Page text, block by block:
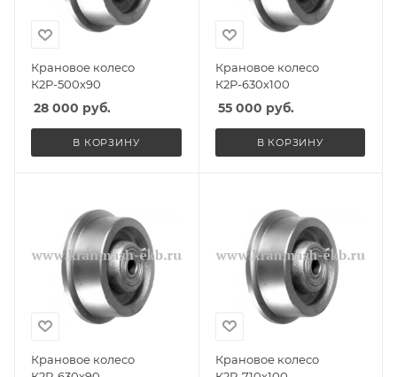
Крановое колесо
К2Р-500х90
28 000 руб.
В КОРЗИНУ
Крановое колесо
К2Р-630х100
55 000 руб.
В КОРЗИНУ
Крановое колесо
Крановое колесо